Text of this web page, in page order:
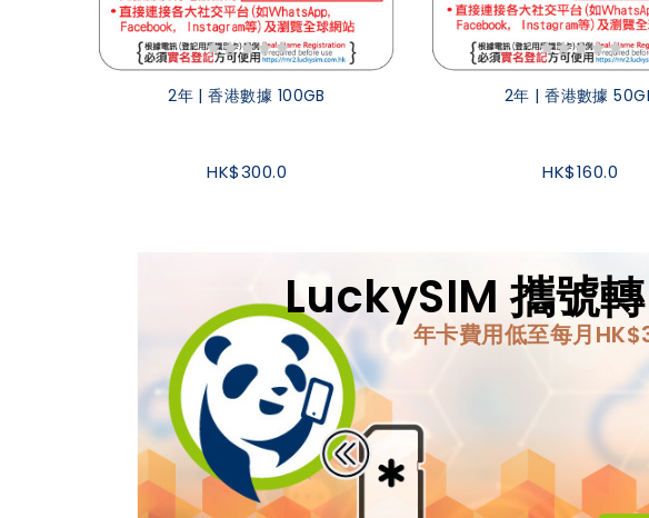
2年 | 香港數據 100GB
HK$300.0
2年 | 香港數據
HK$160.0
LuckySIM 攜號
年卡費用低至每月